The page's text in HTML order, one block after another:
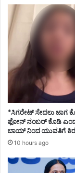
*ಸಿಗರೇಟ್ ಸೇದಲು ಜಾಗ
ಫೋನ್ ನಂಬರ್ ಕೊಡಿ
ಬಾಯ್ ನಿಂದ ಯುವತಿಗೆ
10 hours ago